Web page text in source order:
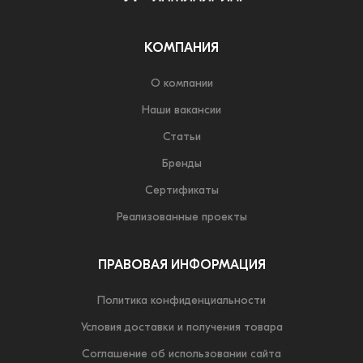
КОМПАНИЯ
О компании
Наши вакансии
Статьи
Бренды
Сертификаты
Реализованные проекты
ПРАВОВАЯ ИНФОРМАЦИЯ
Политика конфиденциальности
Условия доставки и получения товара
Соглашение об использовании сайта